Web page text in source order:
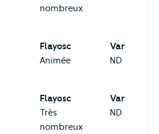
nombreux
Flayosc
Animée
Var
ND
Flayosc
Très
nombreux
Var
ND